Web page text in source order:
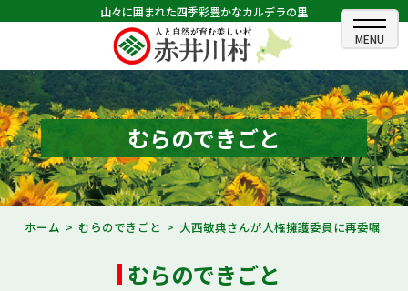
山々に囲まれた四季彩豊かなカルデラの里
ホーム
むらのできごと
むらのプロフィール
くらしの情報
むらのできごと
ホーム むらのできごと 大西敏典さんが人権擁護委員に再委嘱
むらのできごと